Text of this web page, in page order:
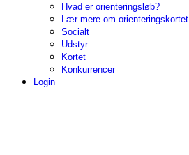
Hvad er orienteringsløb?
Lær mere om orienteringskortet
Socialt
Udstyr
Kortet
Konkurrencer
Login